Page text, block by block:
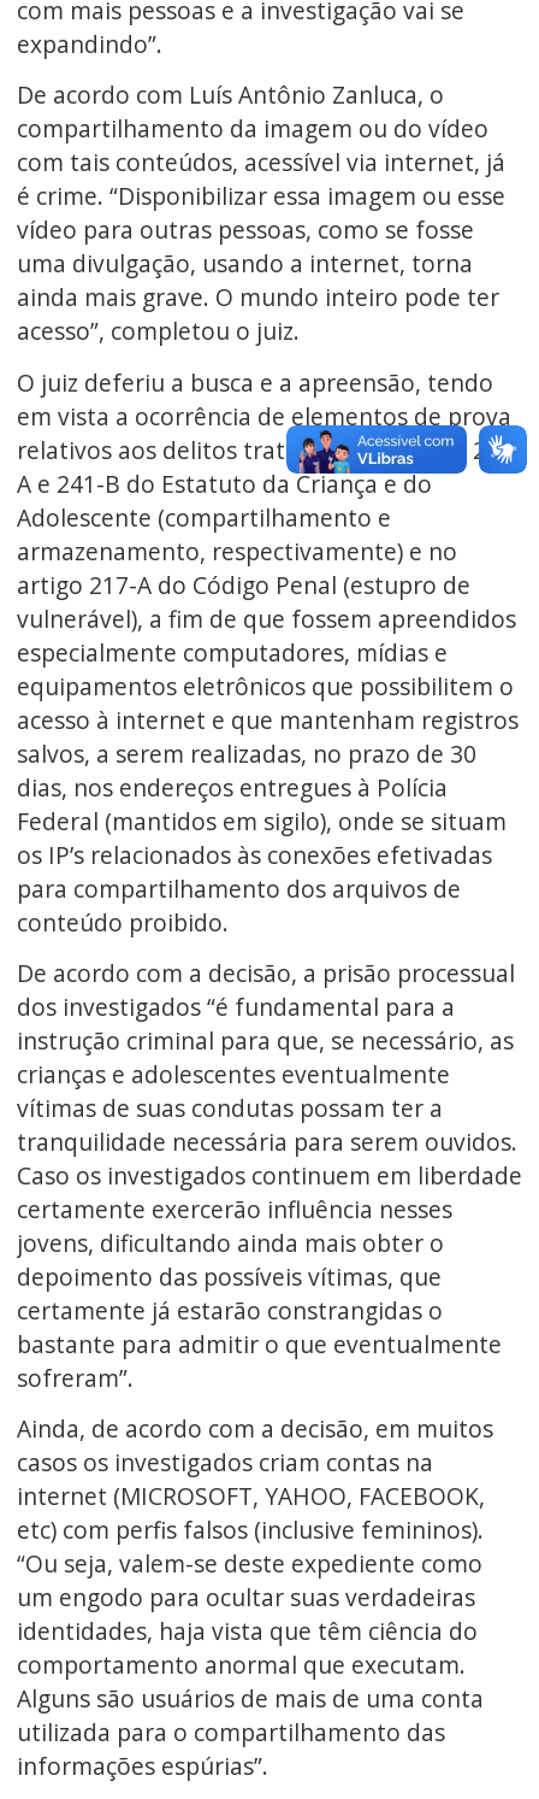
com mais pessoas e a investigação vai se
expandindo”.
De acordo com Luís Antônio Zanluca, o
compartilhamento da imagem ou do vídeo
com tais conteúdos, acessível via internet, já
é crime. “Disponibilizar essa imagem ou esse
vídeo para outras pessoas, como se fosse
uma divulgação, usando a internet, torna
ainda mais grave. O mundo inteiro pode ter
acesso”, completou o juiz.
O juiz deferiu a busca e a apreensão, tendo
em vista a ocorrência de elementos de prova
relativos aos delitos tratados nos artigos 241-
A e 241-B do Estatuto da Criança e do
Adolescente (compartilhamento e
armazenamento, respectivamente) e no
artigo 217-A do Código Penal (estupro de
vulnerável), a fim de que fossem apreendidos
especialmente computadores, mídias e
equipamentos eletrônicos que possibilitem o
acesso à internet e que mantenham registros
salvos, a serem realizadas, no prazo de 30
dias, nos endereços entregues à Polícia
Federal (mantidos em sigilo), onde se situam
os IP’s relacionados às conexões efetivadas
para compartilhamento dos arquivos de
conteúdo proibido.
De acordo com a decisão, a prisão processual
dos investigados “é fundamental para a
instrução criminal para que, se necessário, as
crianças e adolescentes eventualmente
vítimas de suas condutas possam ter a
tranquilidade necessária para serem ouvidos.
Caso os investigados continuem em liberdade
certamente exercerão influência nesses
jovens, dificultando ainda mais obter o
depoimento das possíveis vítimas, que
certamente já estarão constrangidas o
bastante para admitir o que eventualmente
sofreram”.
Ainda, de acordo com a decisão, em muitos
casos os investigados criam contas na
internet (MICROSOFT, YAHOO, FACEBOOK,
etc) com perfis falsos (inclusive femininos).
“Ou seja, valem-se deste expediente como
um engodo para ocultar suas verdadeiras
identidades, haja vista que têm ciência do
comportamento anormal que executam.
Alguns são usuários de mais de uma conta
utilizada para o compartilhamento das
informações espúrias”.